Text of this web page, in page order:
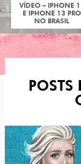
VÍDEO – IPHONE
E IPHONE 13 PRO
NO BRASIL
POSTS